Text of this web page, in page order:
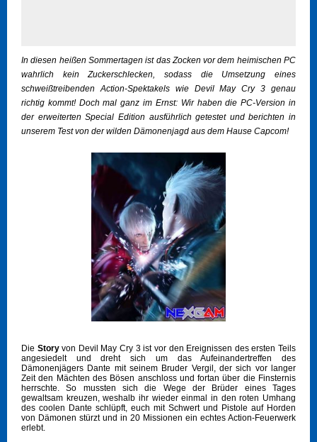
In diesen heißen Sommertagen ist das Zocken vor dem heimischen PC
wahrlich kein Zuckerschlecken, sodass die Umsetzung eines
schweißtreibenden Action-Spektakels wie Devil May Cry 3 genau
richtig kommt! Doch mal ganz im Ernst: Wir haben die PC-Version in
der erweiterten Special Edition ausführlich getestet und berichten in
unserem Test von der wilden Dämonenjagd aus dem Hause Capcom!
Die Storyvon Devil May Cry 3 ist vor den Ereignissen des ersten Teils
angesiedelt und dreht sich um das Aufeinandertreffen des
Dämonenjägers Dante mit seinem Bruder Vergil, der sich vor langer
Zeit den Mächten des Bösen anschloss und fortan über die Finsternis
herrschte. So mussten sich die Wege der Brüder eines Tages
gewaltsam kreuzen, weshalb ihr wieder einmal in den roten Umhang
des coolen Dante schlüpft, euch mit Schwert und Pistole auf Horden
von Dämonen stürzt und in 20 Missionen ein echtes Action-Feuerwerk
erlebt.